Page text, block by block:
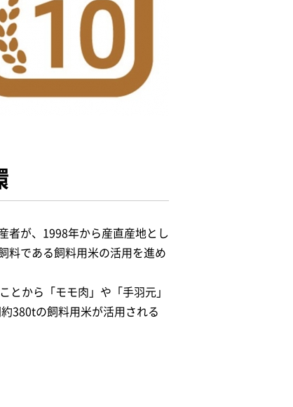
者が、1998年から産直産地とし
料である飼料用米の活用を進め
とから「モモ肉」や「手羽元」
380tの飼料用米が活用される